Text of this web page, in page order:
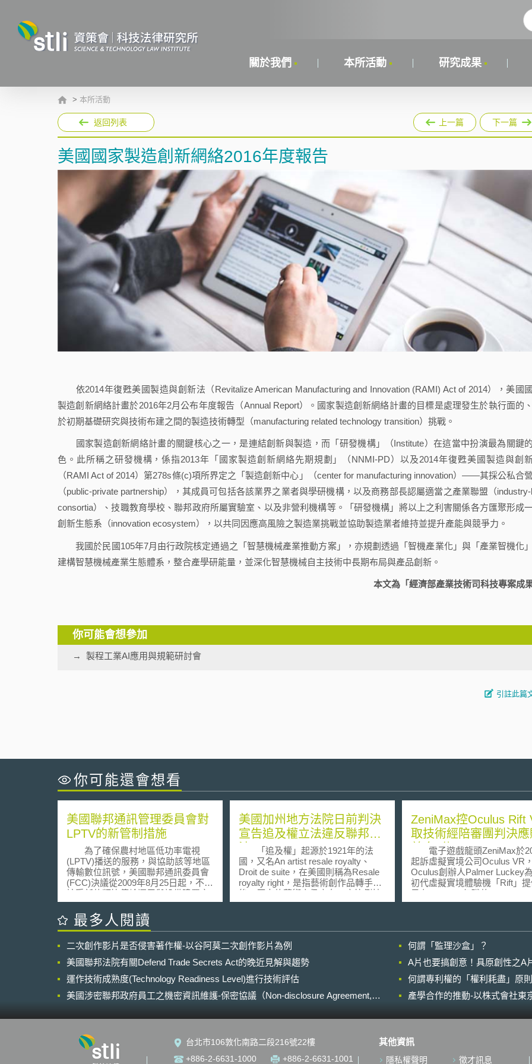
關於我們 本所活動 研究成果
> 本所活動
返回列表 上一篇 下一篇
美國國家製造創新網絡2016年度報告
依2014年復甦美國製造與創新法（Revitalize American Manufacturing and Innovation (RAMI) Act of 2014），美國
製造創新網絡計畫於2016年2月公布年度報告（Annual Report）。國家製造創新網絡計畫的目標是處理發生於執行面的
於初期基礎研究與技術布建之間的製造技術轉型（manufacturing related technology transition）挑戰。
國家製造創新網絡計畫的關鍵核心之一，是連結創新與製造，而「研發機構」（Institute）在這當中扮演最為關鍵
色。此所稱之研發機構，係指2013年「國家製造創新網絡先期規劃」（NNMI-PD）以及2014年復甦美國製造與創
（RAMI Act of 2014）第278s條(c)項所界定之「製造創新中心」（center for manufacturing innovation）——其採公私合
（public-private partnership），其成員可包括各該業界之業者與學研機構，以及商務部長認屬適當之產業聯盟（
consortia）、技職教育學校、聯邦政府所屬實驗室、以及非營利機構等。「研發機構」將以上之利害關係各方匯聚形成
創新生態系（innovation ecosystem），以共同因應高風險之製造業挑戰並協助製造業者維持並提升產能與競爭力。
我國於民國105年7月由行政院核定通過之「智慧機械產業推動方案」，亦規劃透過「智機產業化」與「產業智機化」
建構智慧機械產業生態體系，整合產學研能量，並深化智慧機械自主技術中長期布局與產品創新。
本文為「經濟部產業技術司科技專案成果
你可能會想參加
製程工業AI應用與規範研討會
引註此篇
你可能還會想看
美國聯邦通訊管理委員會對
LPTV的新管制措施
為了確保農村地區低功率電視
(LPTV)播送的服務，與協助該等地區
傳輸數位訊號，美國聯邦通訊委員會
(FCC)決議從2009年8月25日起，不再
接受新的類比傳輸運用與設備建置之
申請，只允許新的數位低功率電視
(new digital-only LPTV)及其有關之電
視訊號轉換站的設置申請。此申請機
請先服務」(first-come, first-served)的
處理程序。此外，針對全國性的核發
執照申請，則於2010年1月25日開始
受理。 低功率電視起源於1982
年，係FCC為了地方導向、實踐表意
自由權利與促進文化多樣性，而在小
享有「次級性頻譜使用權」
(secondary spectrum priority)，於
VHF(2-13)或UHF(14-51)頻段中，提
供電視節目播送之服務。 根據
美國加州地方法院日前判決
宣告追及權立法違反聯邦憲
「追及權」起源於1921年的法
國，又名An artist resale royalty、
Droit de suite，在美國則稱為Resale
royalty right，是指藝術創作品轉手
後，原來的藝術家仍享有一定比例抽
成的權利。立法之初在於保護弱勢的
時的天價。然而，獲利的僅是收藏家
與投資客，梵谷與其後代沒有享受到
絲毫利益。再者，藝術創造家不似出
版業者或音樂製作者可藉由「授權」
或「締約」的方式保護其經濟利益，
一件藝術品不僅製作時間長、成本
追及權或相類似制度完善權利體系的
制定追及權相關法律，截至今日，包
括歐洲、拉丁美洲、韓國、日本、澳
ZeniMax控Oculus Rift
取技術經陪審團判決應
美金5億元
電子遊戲龍頭ZeniMax於
起訴虛擬實境公司Oculus VR
Oculus創辦人Palmer Luckey
初代虛擬實境體驗機「Rift」提
予在ZeniMax任職的John
嗣Carmack在該機器增加
Luckey為募集Oculus資金，未
ZeniMax授權及參與，開始展
ZeniMax專有軟體之「Rift」，
Facebook收購Oculus。 ZeniMax
以Oculus、Luckey、Brendan
Iribe（Oculus另一創辦人）、
秘密、侵害著作權、違反保密
（包括未經許可使用以及錯誤
品來源），並列Facebook為共
最多人閱讀
二次創作影片是否侵害著作權-以谷阿莫二次創作影片為例
何謂「監理沙盒」？
美國聯邦法院有關Defend Trade Secrets Act的晚近見解與趨勢
A片也要搞創意！具原創性之A
運作技術成熟度(Technology Readiness Level)進行技術評估
何謂專利權的「權利耗盡」原
美國涉密聯邦政府員工之機密資訊維護-保密協議（Non-disclosure Agreement,
產學合作的推動-以株式會社東
台北市106敦化南路二段216號22樓
+886-2-6631-1000
+886-2-6631-1001
其他資訊
隱私權聲明 徵才訊息